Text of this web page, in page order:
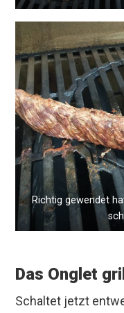
Richtig gewendet
Das Onglet
Schaltet jetzt